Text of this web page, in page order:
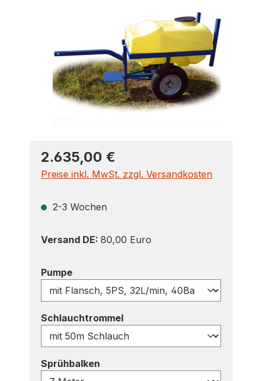
2.635,00 €
Preise inkl. MwSt. zzgl. Versandkosten
2-3 Wochen
Versand DE: 80,00 Euro
Pumpeauswählen
Schlauchtrommelauswählen
Sprühbalken